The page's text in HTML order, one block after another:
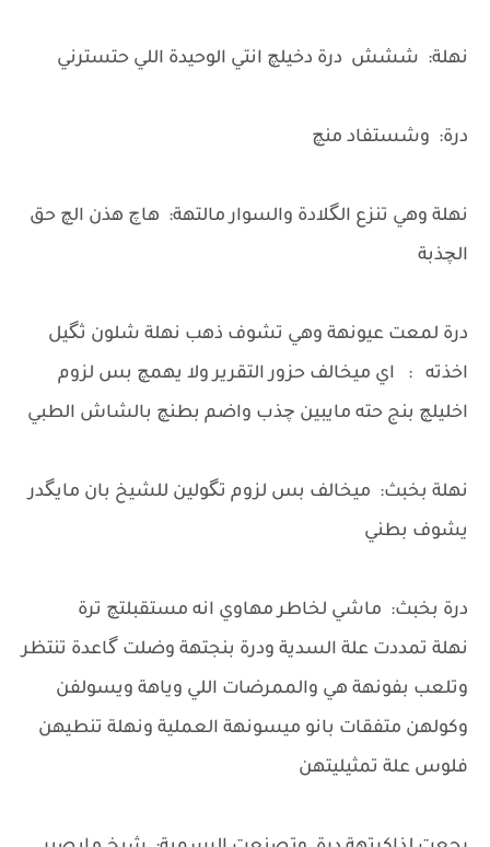
نهلة: ششش درة دخيلچ انتي الوحيدة اللي حتسترني
درة: وشستفاد منچ
نهلة وهي تنزع الگلادة والسوار مالتهة: هاچ هذن الچ حق
الچذبة
درة لمعت عيونهة وهي تشوف ذهب نهلة شلون ثگيل
اخذته : اي ميخالف حزور التقرير ولا يهمچ بس لزوم
اخليلچ بنج حته مايبين چذب واضم بطنچ بالشاش الطبي
نهلة بخبث: ميخالف بس لزوم تگولين للشيخ بان مايگدر
يشوف بطني
درة بخبث: ماشي لخاطر مهاوي انه مستقبلتچ ترة
نهلة تمددت علة السدية ودرة بنجتهة وضلت گاعدة تنتظر
وتلعب بفونهة هي والممرضات اللي وياهة ويسولفن
وكولهن متفقات بانو ميسونهة العملية ونهلة تنطيهن
فلوس علة تمثيليتهن